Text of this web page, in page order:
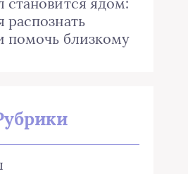
распознать
помочь близкому